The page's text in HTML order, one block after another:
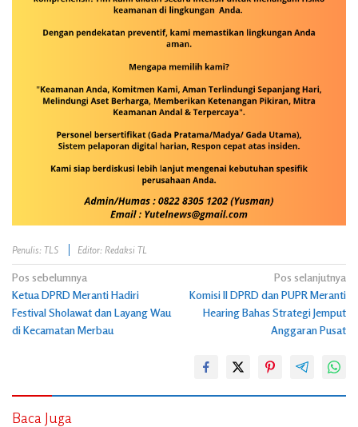
Penulis: TLS Editor: Redaksi TL
Navigasi
pos
Pos sebelumnya
Ketua DPRD Meranti Hadiri
Festival Sholawat dan Layang Wau
di Kecamatan Merbau
Pos selanjutnya
Komisi II DPRD dan PUPR Meranti
Hearing Bahas Strategi Jemput
Anggaran Pusat
Baca Juga